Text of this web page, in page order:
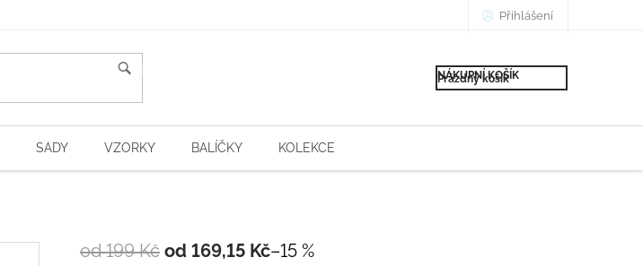
Přihlášení
HLEDAT NÁKUPNÍ KOŠÍK
Prázdný košík
SADY VZORKY BALÍČKY KOLEKCE
od 199 Kč –15 %
od169,15 KčMěrná